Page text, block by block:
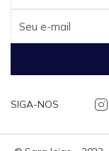
Seu e-mail
SIGA-NOS